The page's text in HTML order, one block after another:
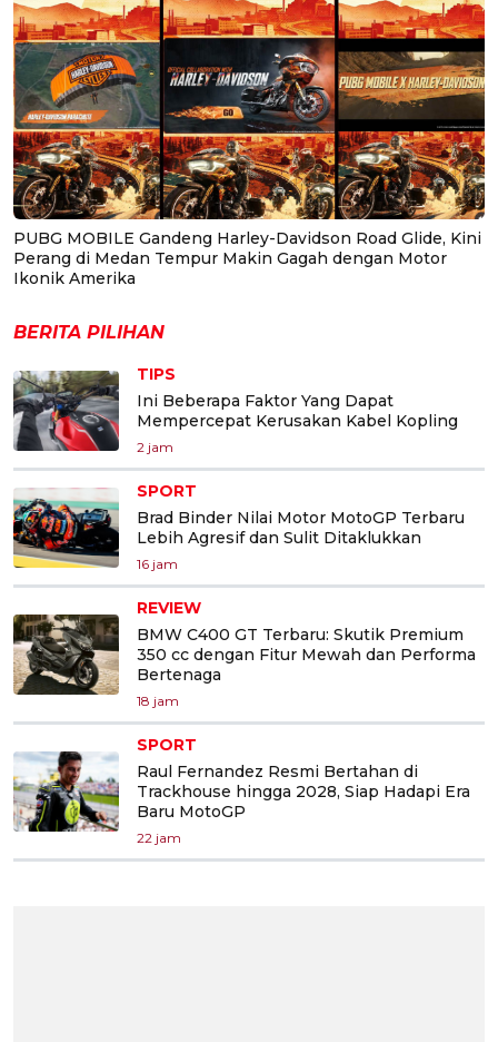
PUBG MOBILE Gandeng Harley-Davidson Road Glide, Kini
Perang di Medan Tempur Makin Gagah dengan Motor
Ikonik Amerika
BERITA PILIHAN
TIPS
Ini Beberapa Faktor Yang Dapat
Mempercepat Kerusakan Kabel Kopling
2 jam
SPORT
Brad Binder Nilai Motor MotoGP Terbaru
Lebih Agresif dan Sulit Ditaklukkan
16 jam
REVIEW
BMW C400 GT Terbaru: Skutik Premium
350 cc dengan Fitur Mewah dan Performa
Bertenaga
18 jam
SPORT
Raul Fernandez Resmi Bertahan di
Trackhouse hingga 2028, Siap Hadapi Era
Baru MotoGP
22 jam